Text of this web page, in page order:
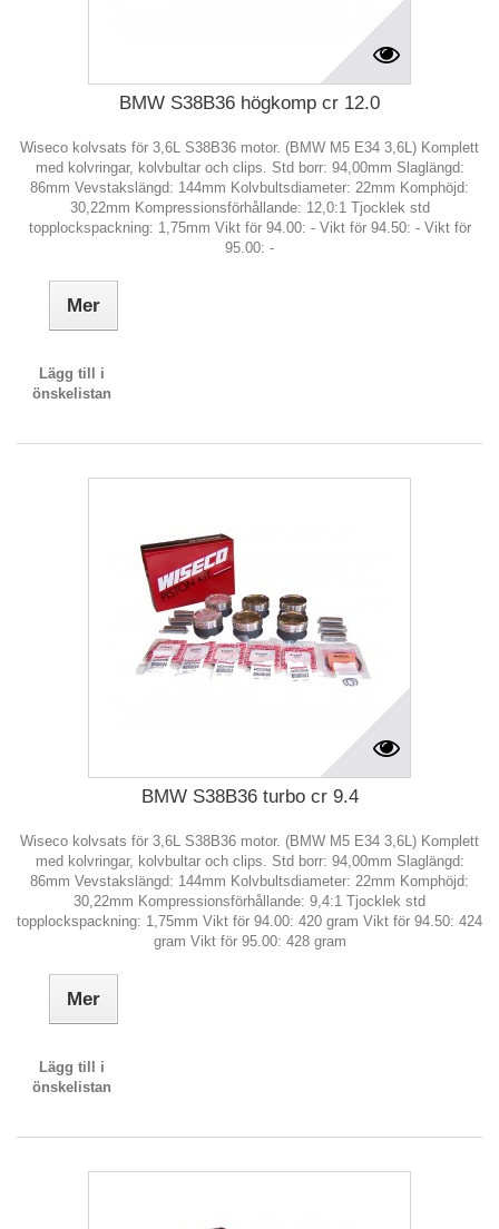
BMW S38B36 högkomp cr 12.0
Wiseco kolvsats för 3,6L S38B36 motor. (BMW M5 E34 3,6L) Komplett
med kolvringar, kolvbultar och clips. Std borr: 94,00mm Slaglängd:
86mm Vevstakslängd: 144mm Kolvbultsdiameter: 22mm Komphöjd:
30,22mm Kompressionsförhållande: 12,0:1 Tjocklek std
topplockspackning: 1,75mm Vikt för 94.00: - Vikt för 94.50: - Vikt för
95.00: -
Mer
Lägg till i
önskelistan
BMW S38B36 turbo cr 9.4
Wiseco kolvsats för 3,6L S38B36 motor. (BMW M5 E34 3,6L) Komplett
med kolvringar, kolvbultar och clips. Std borr: 94,00mm Slaglängd:
86mm Vevstakslängd: 144mm Kolvbultsdiameter: 22mm Komphöjd:
30,22mm Kompressionsförhållande: 9,4:1 Tjocklek std
topplockspackning: 1,75mm Vikt för 94.00: 420 gram Vikt för 94.50: 424
gram Vikt för 95.00: 428 gram
Mer
Lägg till i
önskelistan